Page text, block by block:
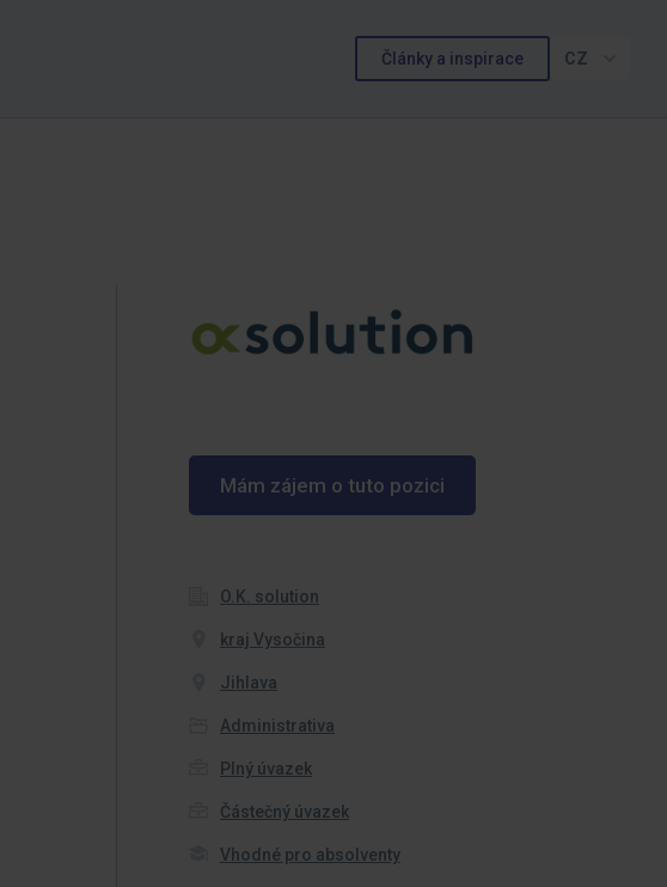
Články a inspirace CZ
Mám zájem o tuto pozici
O.K. solution
kraj Vysočina
Jihlava
Administrativa
Plný úvazek
Částečný úvazek
Vhodné pro absolventy